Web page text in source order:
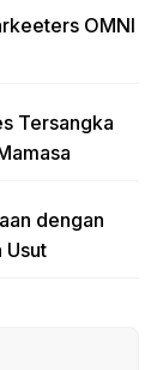
OMNI
Tersangka
dengan
Usut